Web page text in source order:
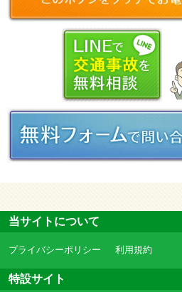
当サイトについて
プライバシーポリシー 利用規約
特設サイト